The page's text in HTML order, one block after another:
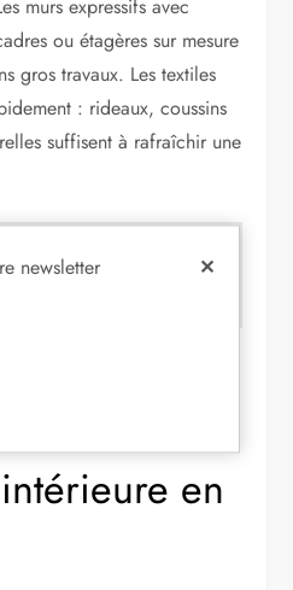
murs expressifs avec
ou étagères sur mesure
gros travaux. Les textiles
: rideaux, coussins
suffisent à rafraîchir une
panneau bois : 12
tendances
en
✕
newsletter